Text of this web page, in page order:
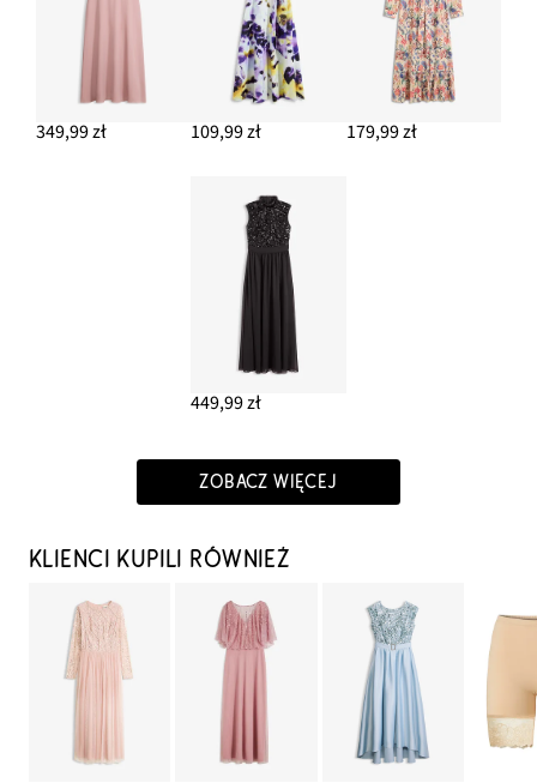
349,99 zł 109,99 zł 179,99 zł
449,99 zł
ZOBACZ WIĘCEJ
KLIENCI KUPILI RÓWNIEŻ